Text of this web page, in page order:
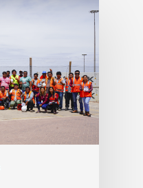
Compromiso